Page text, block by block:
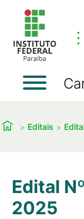
⋮
Editais
Edital
2025